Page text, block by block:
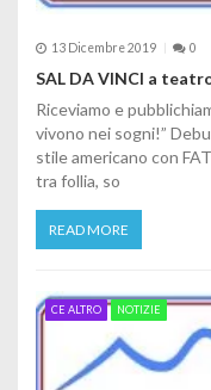
13 Dicembre 2019 0
SAL DA VINCI a
Riceviamo e
vivono nei sogni!”
stile americano con
tra follia, so
READ MORE
CE ALTRO NOTIZIE